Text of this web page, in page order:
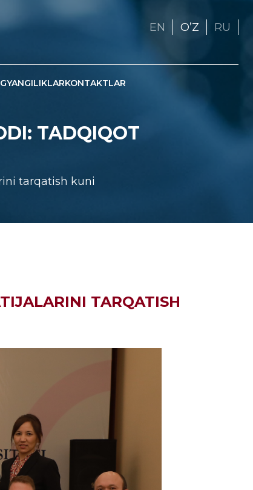
EN OʼZ RU
YANGILIKLARKONTAKTLAR
TADQIQOT
tarqatish kuni
TARQATISH